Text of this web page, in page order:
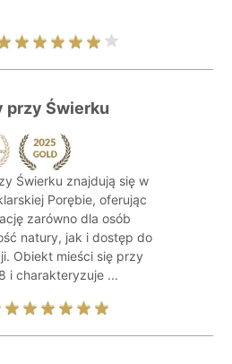
przy Świerku
Świerku znajdują się w
Porębie, oferując
zarówno dla osób
natury, jak i dostęp do
Obiekt mieści się przy
i charakteryzuje ...